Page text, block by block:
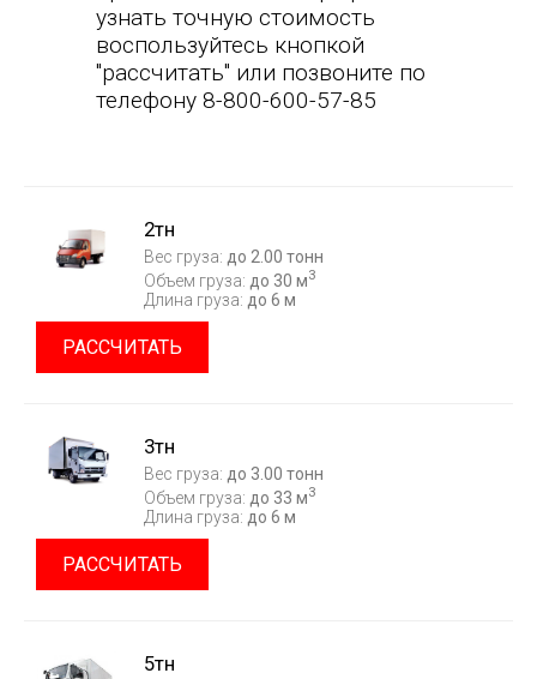
узнать точную стоимость
воспользуйтесь кнопкой
"рассчитать" или позвоните по
телефону 8-800-600-57-85
2тн
Вес груза: до 2.00 тонн
Объем груза: до 30 м3
Длина груза: до 6 м
РАССЧИТАТЬ
3тн
Вес груза: до 3.00 тонн
Объем груза: до 33 м3
Длина груза: до 6 м
РАССЧИТАТЬ
5тн